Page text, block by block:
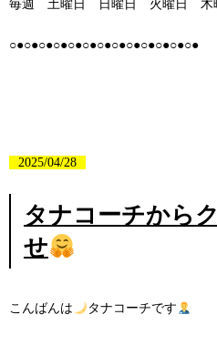
毎週 土曜日 日曜日 火曜日 木
○●○●○●○●○●○●○●○●○●○●○●○●○●
2025/04/28
タナコーチから
せ
こんばんは タナコーチです